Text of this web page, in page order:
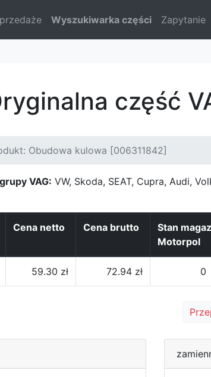
Wyszukiwarka części Zapytanie
część
Obudowa kulowa [006311842]
VAG: VW, Skoda, SEAT, Cupra, Audi,
Cena netto Cena brutto
Stan
Motorpol
59.30 zł 72.94 zł 0